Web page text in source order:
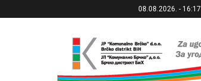
08.08.2026. - 16:17